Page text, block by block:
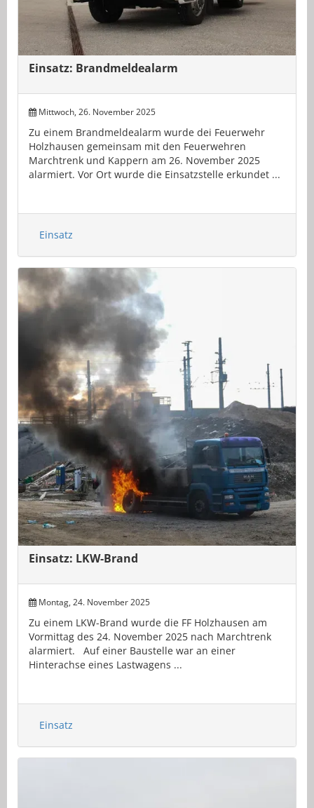
Einsatz: Brandmeldealarm
Mittwoch, 26. November 2025
Zu einem Brandmeldealarm wurde dei Feuerwehr
Holzhausen gemeinsam mit den Feuerwehren
Marchtrenk und Kappern am 26. November 2025
alarmiert. Vor Ort wurde die Einsatzstelle erkundet ...
Einsatz
Einsatz: LKW-Brand
Montag, 24. November 2025
Zu einem LKW-Brand wurde die FF Holzhausen am
Vormittag des 24. November 2025 nach Marchtrenk
alarmiert. Auf einer Baustelle war an einer
Hinterachse eines Lastwagens ...
Einsatz